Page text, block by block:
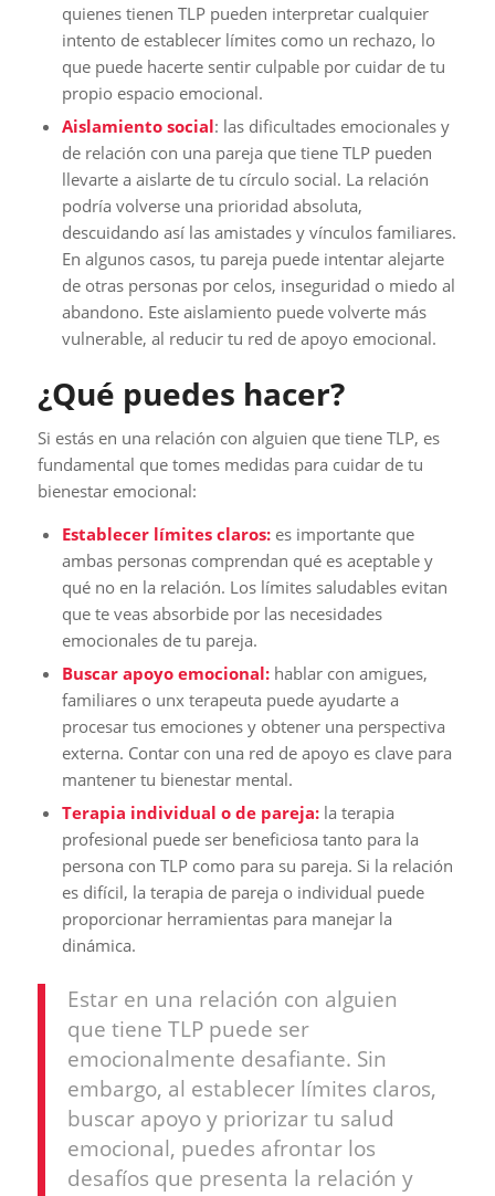
quienes tienen TLP pueden interpretar cualquier
intento de establecer límites como un rechazo, lo
que puede hacerte sentir culpable por cuidar de tu
propio espacio emocional.
Aislamiento social: las dificultades emocionales y
de relación con una pareja que tiene TLP pueden
llevarte a aislarte de tu círculo social. La relación
podría volverse una prioridad absoluta,
descuidando así las amistades y vínculos familiares.
En algunos casos, tu pareja puede intentar alejarte
de otras personas por celos, inseguridad o miedo al
abandono. Este aislamiento puede volverte más
vulnerable, al reducir tu red de apoyo emocional.
¿Qué puedes hacer?
Si estás en una relación con alguien que tiene TLP, es
fundamental que tomes medidas para cuidar de tu
bienestar emocional:
Establecer límites claros: es importante que
ambas personas comprendan qué es aceptable y
qué no en la relación. Los límites saludables evitan
que te veas absorbide por las necesidades
emocionales de tu pareja.
Buscar apoyo emocional: hablar con amigues,
familiares o unx terapeuta puede ayudarte a
procesar tus emociones y obtener una perspectiva
externa. Contar con una red de apoyo es clave para
mantener tu bienestar mental.
Terapia individual o de pareja: la terapia
profesional puede ser beneficiosa tanto para la
persona con TLP como para su pareja. Si la relación
es difícil, la terapia de pareja o individual puede
proporcionar herramientas para manejar la
dinámica.
Estar en una relación con alguien
que tiene TLP puede ser
emocionalmente desafiante. Sin
embargo, al establecer límites claros,
buscar apoyo y priorizar tu salud
emocional, puedes afrontar los
desafíos que presenta la relación y